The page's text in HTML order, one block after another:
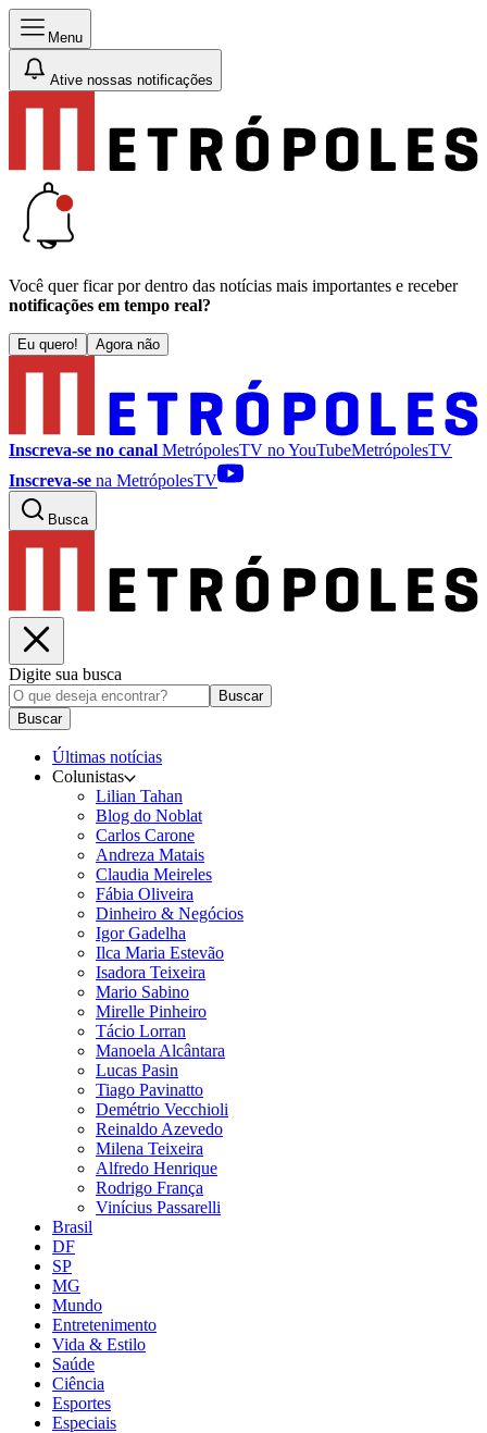
Menu
Ative nossas notificações
Você quer ficar por dentro das notícias mais importantes e receber
notificações em tempo real?
Eu quero! Agora não
Inscreva-se no canal MetrópolesTV noYouTubeMetrópolesTV
Inscreva-se na MetrópolesTV
Busca
Digite sua busca
Buscar
Buscar
Últimas notícias
Colunistas
Lilian Tahan
Blog do Noblat
Carlos Carone
Andreza Matais
Claudia Meireles
Fábia Oliveira
Dinheiro & Negócios
Igor Gadelha
Ilca Maria Estevão
Isadora Teixeira
Mario Sabino
Mirelle Pinheiro
Tácio Lorran
Manoela Alcântara
Lucas Pasin
Tiago Pavinatto
Demétrio Vecchioli
Reinaldo Azevedo
Milena Teixeira
Alfredo Henrique
Rodrigo França
Vinícius Passarelli
Brasil
DF
SP
MG
Mundo
Entretenimento
Vida & Estilo
Saúde
Ciência
Esportes
Especiais